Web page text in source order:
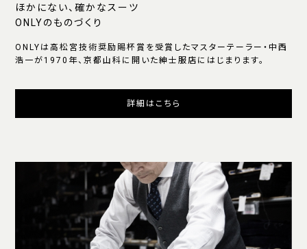
ほかにない、確かなスーツ
ONLYのものづくり
ONLYは高松宮技術奨励賜杯賞を受賞したマスターテーラー・中西
浩一が1970年、京都山科に開いた紳士服店にはじまります。
詳細はこちら